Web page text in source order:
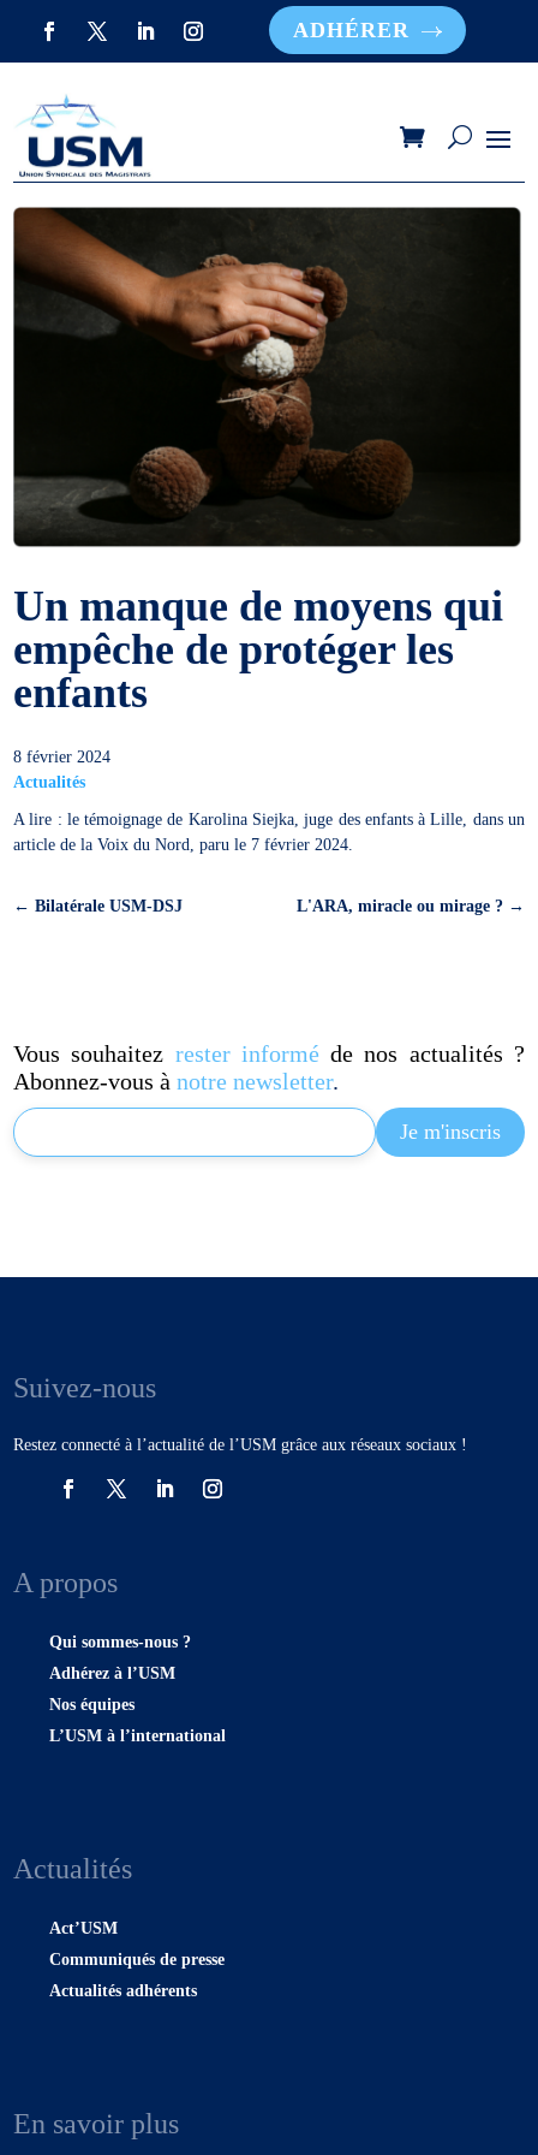
ADHÉRER
Un manque de moyens qui
empêche de protéger les
enfants
8 février 2024
Actualités
A lire : le témoignage de Karolina Siejka, juge des enfants à Lille, dans un
article de la Voix du Nord, paru le 7 février 2024.
←Bilatérale USM-DSJ L'ARA, miracle ou mirage ?→
Vous souhaitez rester informéde nos actualités ?
Abonnez-vous ànotre newsletter.
Suivez-nous
Restez connecté à l’actualité de l’USM grâce aux réseaux sociaux !
A propos
Qui sommes-nous ?
Adhérez à l’USM
Nos équipes
L’USM à l’international
Actualités
Act’USM
Communiqués de presse
Actualités adhérents
En savoir plus